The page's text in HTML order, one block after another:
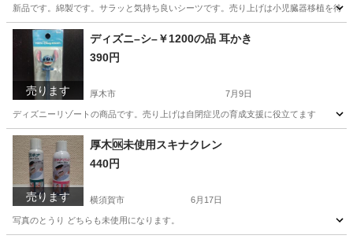
新品です。綿製です。サラッと気持ち良いシーツです。売り上げは小児臓器移植を待
神奈川 厚木市 その他 神奈川 横須賀市
シーツ
売ります
ディズニ–シ–￥1200の品 耳かき
390円
厚木市 7月9日
ディズニーリゾートの商品です。売り上げは自閉症児の育成支援に役立てます
神奈川 厚木市 その他 耳かき
売ります
厚木🆗未使用スキナクレン
440円
横須賀市 6月17日
写真のとうり どちらも未使用になります。